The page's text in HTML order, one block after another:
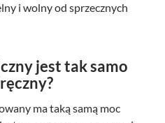
i wolny od sprzecznych
jest tak samo
ma taką samą moc